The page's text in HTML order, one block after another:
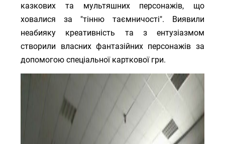
казкових та мультяшних персонажів, що
ховалися за "тінню таємничості". Виявили
неабияку креативність та з ентузіазмом
створили власних фантазійних персонажів за
допомогою спеціальної карткової гри.